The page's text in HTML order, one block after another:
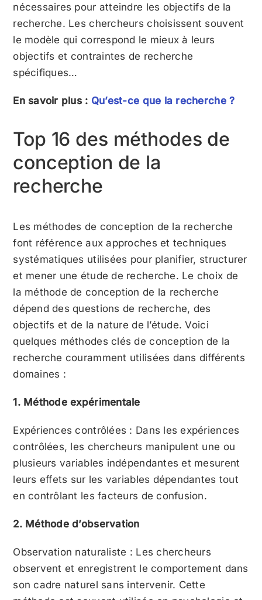
nécessaires pour atteindre les objectifs de la
recherche. Les chercheurs choisissent souvent
le modèle qui correspond le mieux à leurs
objectifs et contraintes de recherche
spécifiques…
En savoir plus : Qu’est-ce que la recherche ?
Top 16 des méthodes de
conception de la
recherche
Les méthodes de conception de la recherche
font référence aux approches et techniques
systématiques utilisées pour planifier, structurer
et mener une étude de recherche. Le choix de
la méthode de conception de la recherche
dépend des questions de recherche, des
objectifs et de la nature de l’étude. Voici
quelques méthodes clés de conception de la
recherche couramment utilisées dans différents
domaines :
1. Méthode expérimentale
Expériences contrôlées : Dans les expériences
contrôlées, les chercheurs manipulent une ou
plusieurs variables indépendantes et mesurent
leurs effets sur les variables dépendantes tout
en contrôlant les facteurs de confusion.
2. Méthode d’observation
Observation naturaliste : Les chercheurs
observent et enregistrent le comportement dans
son cadre naturel sans intervenir. Cette